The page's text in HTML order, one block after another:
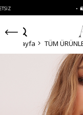
• 🛍️ YENI
Anasayfa TÜM